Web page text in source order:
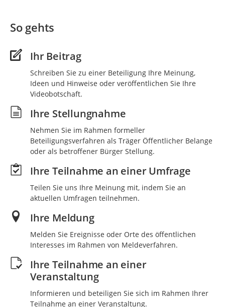
So gehts
Ihr Beitrag
Schreiben Sie zu einer Beteiligung Ihre Meinung,
Ideen und Hinweise oder veröffentlichen Sie Ihre
Videobotschaft.
Ihre Stellungnahme
Nehmen Sie im Rahmen formeller
Beteiligungsverfahren als Träger Öffentlicher Belange
oder als betroffener Bürger Stellung.
Ihre Teilnahme an einer Umfrage
Teilen Sie uns Ihre Meinung mit, indem Sie an
aktuellen Umfragen teilnehmen.
Ihre Meldung
Melden Sie Ereignisse oder Orte des öffentlichen
Interesses im Rahmen von Meldeverfahren.
Ihre Teilnahme an einer
Veranstaltung
Informieren und beteiligen Sie sich im Rahmen Ihrer
Teilnahme an einer Veranstaltung.